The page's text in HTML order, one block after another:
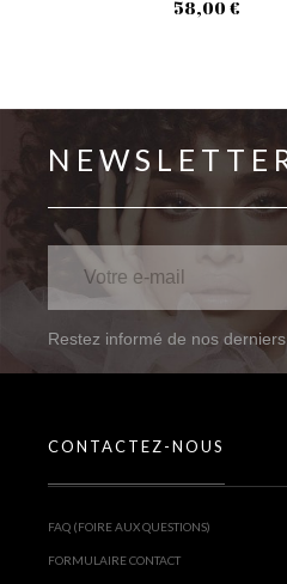
58,00 €
Restez informé de nos
CONTACTEZ-NOUS
FAQ (FOIRE AUX QUESTIONS)
FORMULAIRE CONTACT